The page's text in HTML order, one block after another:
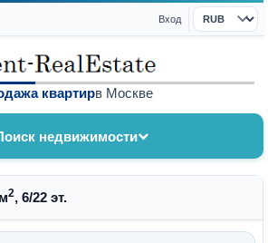
Вход
Валюта
квартирв Москве
недвижимости
2, 6/22 эт.